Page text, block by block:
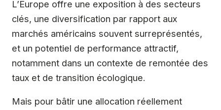
L’Europe offre une exposition à des secteurs
clés, une diversification par rapport aux
marchés américains souvent surreprésentés,
et un potentiel de performance attractif,
notamment dans un contexte de remontée des
taux et de transition écologique.
Mais pour bâtir une allocation réellement